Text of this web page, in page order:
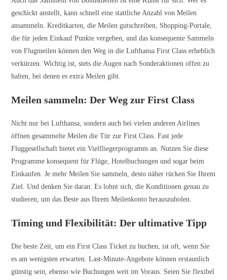
geschickt anstellt, kann schnell eine stattliche Anzahl von Meilen
ansammeln. Kreditkarten, die Meilen gutschreiben, Shopping-Portale,
die für jeden Einkauf Punkte vergeben, und das konsequente Sammeln
von Flugmeilen können den Weg in die Lufthansa First Class erheblich
verkürzen. Wichtig ist, stets die Augen nach Sonderaktionen offen zu
halten, bei denen es extra Meilen gibt.
Meilen sammeln: Der Weg zur First Class
Nicht nur bei Lufthansa, sondern auch bei vielen anderen Airlines
öffnen gesammelte Meilen die Tür zur First Class. Fast jede
Fluggesellschaft bietet ein Vielfliegerprogramm an. Nutzen Sie diese
Programme konsequent für Flüge, Hotelbuchungen und sogar beim
Einkaufen. Je mehr Meilen Sie sammeln, desto näher rücken Sie Ihrem
Ziel. Und denken Sie daran: Es lohnt sich, die Konditionen genau zu
studieren, um das Beste aus Ihrem Meilenkonto herauszuholen.
Timing und Flexibilität: Der ultimative Tipp
Die beste Zeit, um ein First Class Ticket zu buchen, ist oft, wenn Sie
es am wenigsten erwarten. Last-Minute-Angebote können erstaunlich
günstig sein, ebenso wie Buchungen weit im Voraus. Seien Sie flexibel